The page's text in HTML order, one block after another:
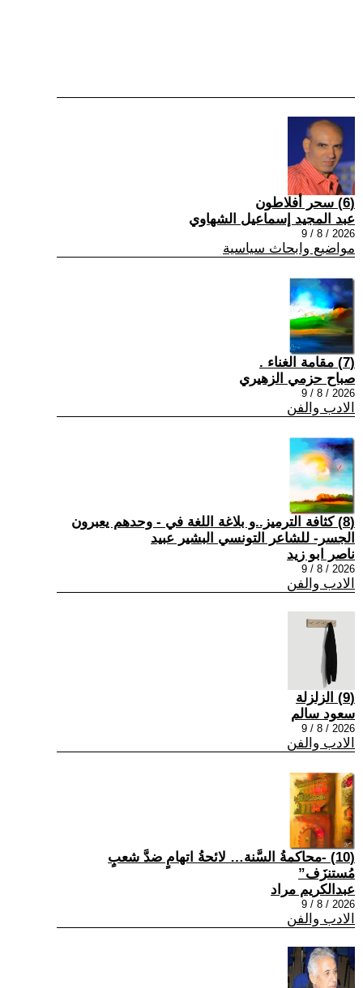
(6) سحر أفلاطون
عبد المجيد إسماعيل الشهاوي
2026 / 8 / 9
مواضيع وابحاث سياسية
(7) مقامة الغناء .
صباح حزمي الزهيري
2026 / 8 / 9
الادب والفن
(8) كثافة الترميز..و بلاغة اللغة في - وحدهم يعبرون
الجسر- للشاعر التونسي البشير عبيد
ناصر ابو زيد
2026 / 8 / 9
الادب والفن
(9) الزلزلة
سعود سالم
2026 / 8 / 9
الادب والفن
(10) -محاكمةُ السَّنة… لائحةُ اتهامٍ ضدَّ شعبٍ
مُستنزَف”
عبدالكريم مراد
2026 / 8 / 9
الادب والفن